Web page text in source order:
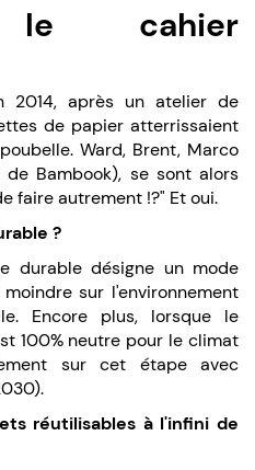
le cahier
2014, après un atelier de
de papier atterrissaient
Ward, Brent, Marco
Bambook), se sont alors
faire autrement !?" Et oui.
?
durable désigne un mode
sur l'environnement
Encore plus, lorsque le
100% neutre pour le climat
sur cet étape avec
réutilisables à l'infini de